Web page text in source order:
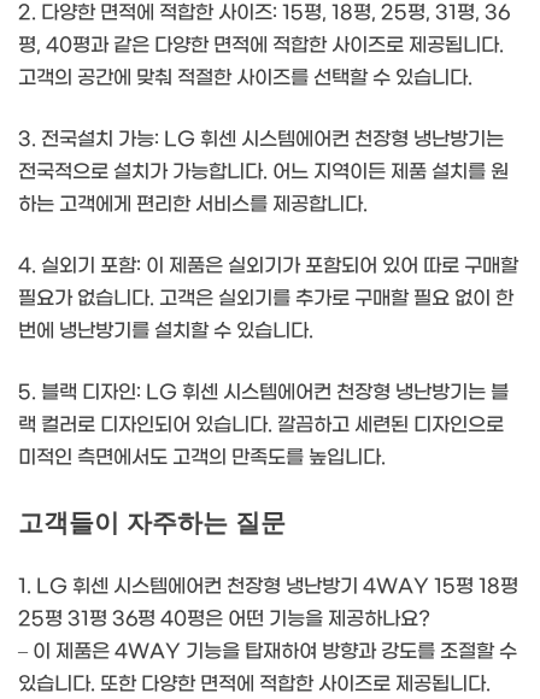
2. 다양한 면적에 적합한 사이즈: 15평, 18평, 25평, 31평, 36
평, 40평과 같은 다양한 면적에 적합한 사이즈로 제공됩니다.
고객의 공간에 맞춰 적절한 사이즈를 선택할 수 있습니다.
3. 전국설치 가능: LG 휘센 시스템에어컨 천장형 냉난방기는
전국적으로 설치가 가능합니다. 어느 지역이든 제품 설치를 원
하는 고객에게 편리한 서비스를 제공합니다.
4. 실외기 포함: 이 제품은 실외기가 포함되어 있어 따로 구매할
필요가 없습니다. 고객은 실외기를 추가로 구매할 필요 없이 한
번에 냉난방기를 설치할 수 있습니다.
5. 블랙 디자인: LG 휘센 시스템에어컨 천장형 냉난방기는 블
랙 컬러로 디자인되어 있습니다. 깔끔하고 세련된 디자인으로
미적인 측면에서도 고객의 만족도를 높입니다.
고객들이 자주하는 질문
1. LG 휘센 시스템에어컨 천장형 냉난방기 4WAY 15평 18평
25평 31평 36평 40평은 어떤 기능을 제공하나요?
– 이 제품은 4WAY 기능을 탑재하여 방향과 강도를 조절할 수
있습니다. 또한 다양한 면적에 적합한 사이즈로 제공됩니다.